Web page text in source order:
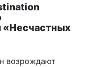
«Несчастных
возрождают